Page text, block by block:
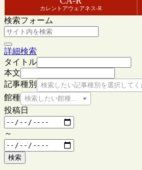
カレントアウェアネス-R
検索フォーム
詳細検索
タイトル
本文
記事種別
検索したい記事種別を選択してく
館種 検索したい館種を選択してください
投稿日
～
検索